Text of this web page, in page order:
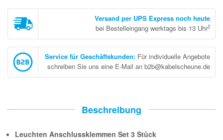
Versand per UPS Express noch heute
bei Bestelleingang werktags bis 13 Uhr2
Service für Geschäftskunden: Für individuelle Angebote
schreiben Sie uns eine E-Mail an b2b@kabelscheune.de
Beschreibung
Leuchten Anschlussklemmen Set 3 Stück